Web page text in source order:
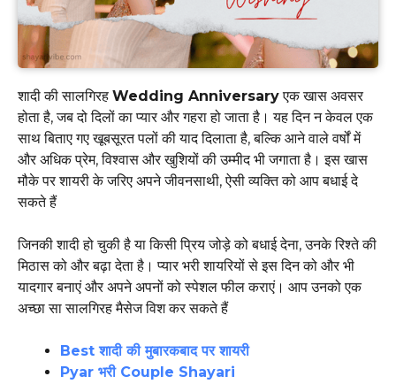
शादी की सालगिरह Wedding Anniversaryएक खास अवसर
होता है, जब दो दिलों का प्यार और गहरा हो जाता है। यह दिन न केवल एक
साथ बिताए गए खूबसूरत पलों की याद दिलाता है, बल्कि आने वाले वर्षों में
और अधिक प्रेम, विश्वास और खुशियों की उम्मीद भी जगाता है। इस खास
मौके पर शायरी के जरिए अपने जीवनसाथी, ऐसी व्यक्ति को आप बधाई दे
सकते हैं
जिनकी शादी हो चुकी है या किसी प्रिय जोड़े को बधाई देना, उनके रिश्ते की
मिठास को और बढ़ा देता है। प्यार भरी शायरियों से इस दिन को और भी
यादगार बनाएं और अपने अपनों को स्पेशल फील कराएं। आप उनको एक
अच्छा सा सालगिरह मैसेज विश कर सकते हैं
Best शादी की मुबारकबाद पर शायरी
Pyar भरी Couple Shayari